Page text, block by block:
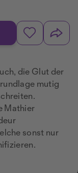
die Glut der
mutig
Mathier
sonst nur